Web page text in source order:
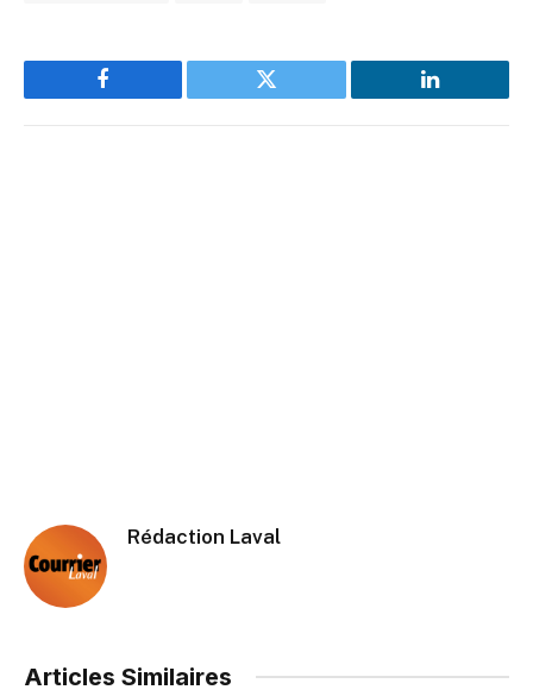
Facebook Twitter LinkedIn
Rédaction Laval
Articles Similaires